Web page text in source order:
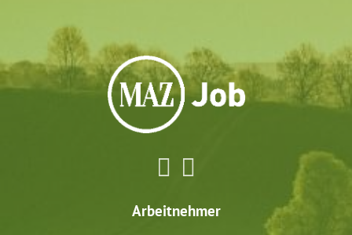
Arbeitnehmer